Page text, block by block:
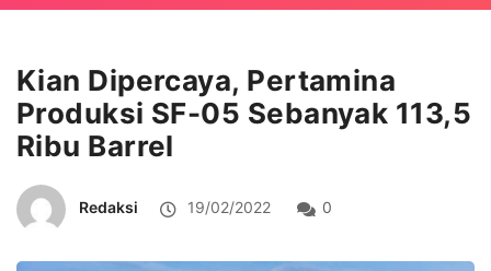
Kian Dipercaya, Pertamina
Produksi SF-05 Sebanyak 113,5
Ribu Barrel
Redaksi 19/02/2022 0